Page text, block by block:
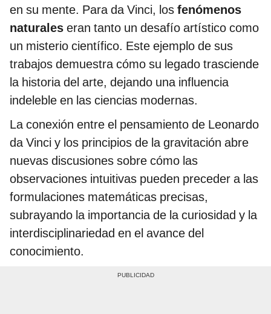
en su mente. Para da Vinci, los fenómenos
naturales eran tanto un desafío artístico como
un misterio científico. Este ejemplo de sus
trabajos demuestra cómo su legado trasciende
la historia del arte, dejando una influencia
indeleble en las ciencias modernas.
La conexión entre el pensamiento de Leonardo
da Vinci y los principios de la gravitación abre
nuevas discusiones sobre cómo las
observaciones intuitivas pueden preceder a las
formulaciones matemáticas precisas,
subrayando la importancia de la curiosidad y la
interdisciplinariedad en el avance del
conocimiento.